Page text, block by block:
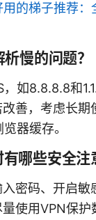
用的梯子推荐：
慢的问题？
如8.8.8.8和
善，考虑长期
器缓存。
哪些安全注
密码、开启敏
使用VPN保护